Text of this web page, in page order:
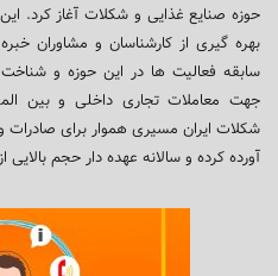
حوزه صنایع غذایی و شکلات آغاز کرد.
بهره گیری از کارشناسان و مشاوران
سابقه فعالیت ها در این حوزه و
جهت معاملات تجاری داخلی و بین
شکلات ایران مسیری هموار برای صادرات و
آورده کرده و سالانه عهده دار حجم